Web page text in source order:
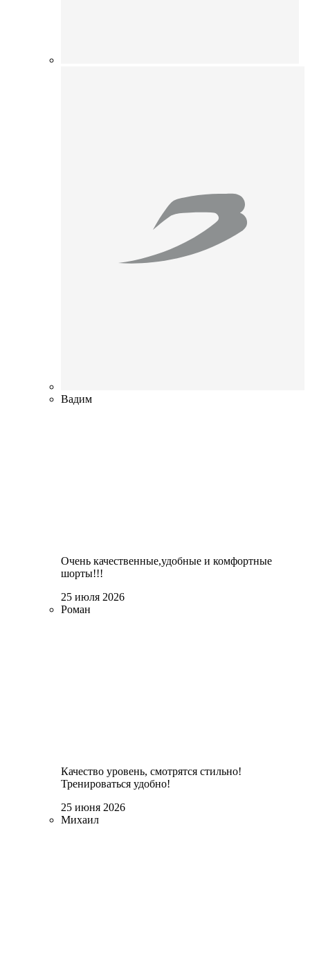
Вадим
Очень качественные,удобные и комфортные
шорты!!!
25 июля 2026
Роман
Качество уровень, смотрятся стильно!
Тренироваться удобно!
25 июня 2026
Михаил